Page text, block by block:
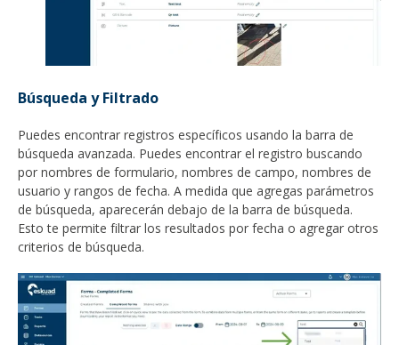
Búsqueda y Filtrado
Puedes encontrar registros específicos usando la barra de
búsqueda avanzada. Puedes encontrar el registro buscando
por nombres de formulario, nombres de campo, nombres de
usuario y rangos de fecha. A medida que agregas parámetros
de búsqueda, aparecerán debajo de la barra de búsqueda.
Esto te permite filtrar los resultados por fecha o agregar otros
criterios de búsqueda.